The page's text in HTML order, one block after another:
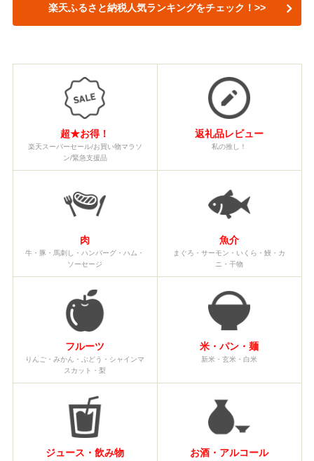
楽天ふるさと納税人気ランキングをチェック！>>
超★お得！
楽天スーパーセール/お買い物マラソ
ン/緊急支援品
返礼品レビュー
私の推し！
肉
牛・豚・馬刺し・ハンバーグ・ハム・
ソーセージ
魚介
まぐろ・サーモン・いくら・鰻・カ
ニ・干物
フルーツ
りんご・みかん・ぶどう・シャインマ
スカット・梨
米・パン・麺
新米・玄米・白米
ジュース・飲み物 お酒・アルコール